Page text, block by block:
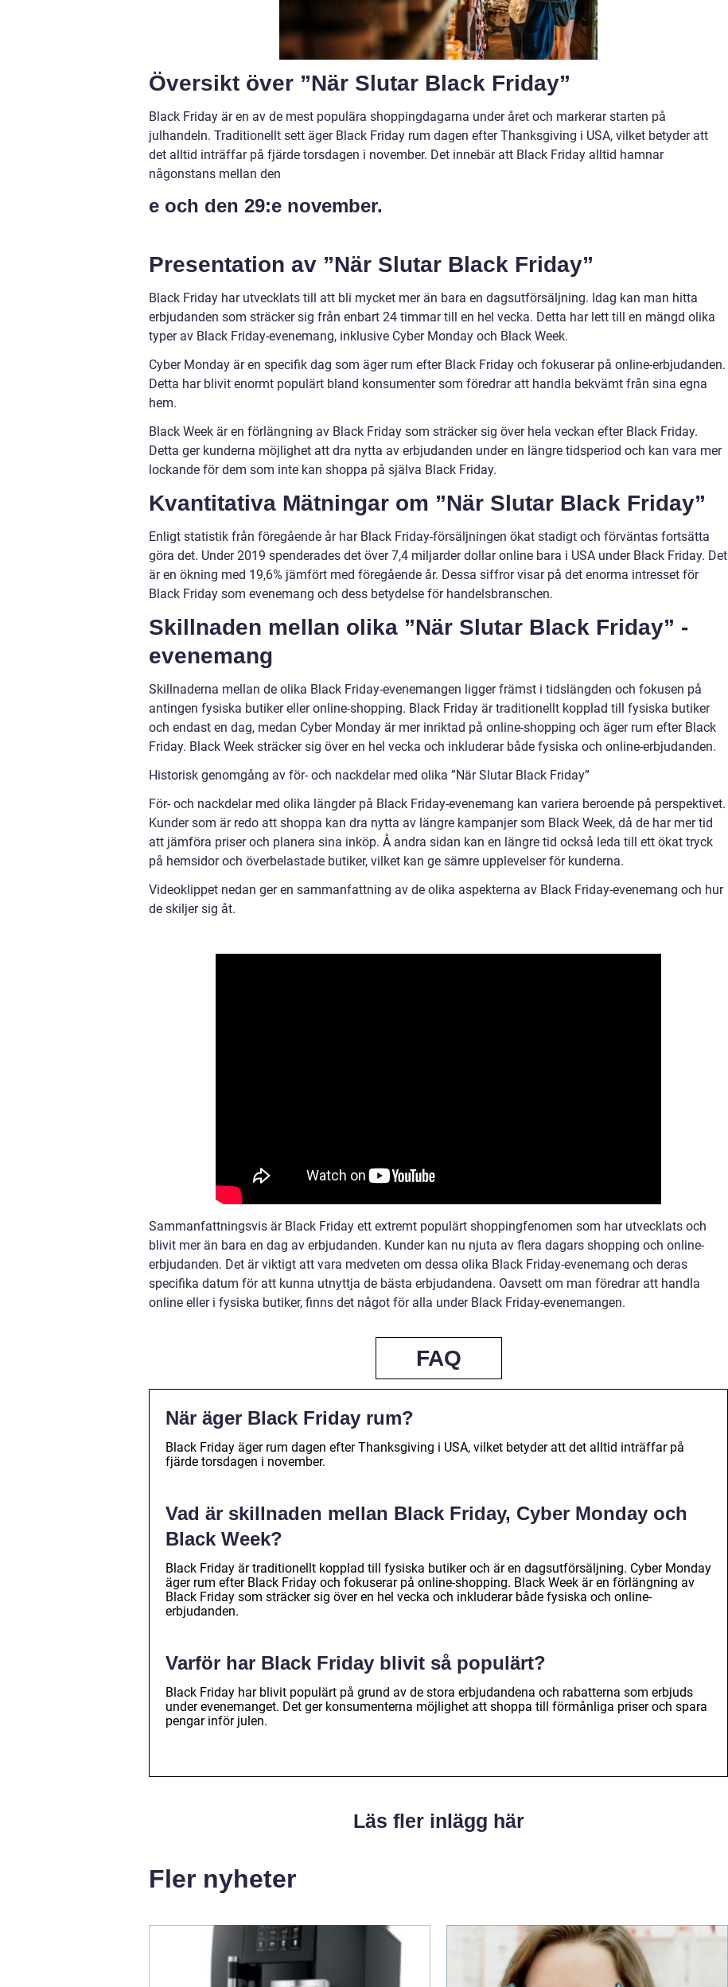
Översikt över ”När Slutar Black Friday”
Black Friday är en av de mest populära shoppingdagarna under året och markerar starten på
julhandeln. Traditionellt sett äger Black Friday rum dagen efter Thanksgiving i USA, vilket betyder att
det alltid inträffar på fjärde torsdagen i november. Det innebär att Black Friday alltid hamnar
någonstans mellan den
e och den 29:e november.
Presentation av ”När Slutar Black Friday”
Black Friday har utvecklats till att bli mycket mer än bara en dagsutförsäljning. Idag kan man hitta
erbjudanden som sträcker sig från enbart 24 timmar till en hel vecka. Detta har lett till en mängd olika
typer av Black Friday-evenemang, inklusive Cyber Monday och Black Week.
Cyber Monday är en specifik dag som äger rum efter Black Friday och fokuserar på online-erbjudanden.
Detta har blivit enormt populärt bland konsumenter som föredrar att handla bekvämt från sina egna
hem.
Black Week är en förlängning av Black Friday som sträcker sig över hela veckan efter Black Friday.
Detta ger kunderna möjlighet att dra nytta av erbjudanden under en längre tidsperiod och kan vara mer
lockande för dem som inte kan shoppa på själva Black Friday.
Kvantitativa Mätningar om ”När Slutar Black Friday”
Enligt statistik från föregående år har Black Friday-försäljningen ökat stadigt och förväntas fortsätta
göra det. Under 2019 spenderades det över 7,4 miljarder dollar online bara i USA under Black Friday. Det
är en ökning med 19,6% jämfört med föregående år. Dessa siffror visar på det enorma intresset för
Black Friday som evenemang och dess betydelse för handelsbranschen.
Skillnaden mellan olika ”När Slutar Black Friday” -
evenemang
Skillnaderna mellan de olika Black Friday-evenemangen ligger främst i tidslängden och fokusen på
antingen fysiska butiker eller online-shopping. Black Friday är traditionellt kopplad till fysiska butiker
och endast en dag, medan Cyber Monday är mer inriktad på online-shopping och äger rum efter Black
Friday. Black Week sträcker sig över en hel vecka och inkluderar både fysiska och online-erbjudanden.
Historisk genomgång av för- och nackdelar med olika ”När Slutar Black Friday”
För- och nackdelar med olika längder på Black Friday-evenemang kan variera beroende på perspektivet.
Kunder som är redo att shoppa kan dra nytta av längre kampanjer som Black Week, då de har mer tid
att jämföra priser och planera sina inköp. Å andra sidan kan en längre tid också leda till ett ökat tryck
på hemsidor och överbelastade butiker, vilket kan ge sämre upplevelser för kunderna.
Videoklippet nedan ger en sammanfattning av de olika aspekterna av Black Friday-evenemang och hur
de skiljer sig åt.
Sammanfattningsvis är Black Friday ett extremt populärt shoppingfenomen som har utvecklats och
blivit mer än bara en dag av erbjudanden. Kunder kan nu njuta av flera dagars shopping och online-
erbjudanden. Det är viktigt att vara medveten om dessa olika Black Friday-evenemang och deras
specifika datum för att kunna utnyttja de bästa erbjudandena. Oavsett om man föredrar att handla
online eller i fysiska butiker, finns det något för alla under Black Friday-evenemangen.
FAQ
När äger Black Friday rum?
Black Friday äger rum dagen efter Thanksgiving i USA, vilket betyder att det alltid inträffar på
fjärde torsdagen i november.
Vad är skillnaden mellan Black Friday, Cyber Monday och
Black Week?
Black Friday är traditionellt kopplad till fysiska butiker och är en dagsutförsäljning. Cyber Monday
äger rum efter Black Friday och fokuserar på online-shopping. Black Week är en förlängning av
Black Friday som sträcker sig över en hel vecka och inkluderar både fysiska och online-
erbjudanden.
Varför har Black Friday blivit så populärt?
Black Friday har blivit populärt på grund av de stora erbjudandena och rabatterna som erbjuds
under evenemanget. Det ger konsumenterna möjlighet att shoppa till förmånliga priser och spara
pengar inför julen.
Läs fler inlägg här
Fler nyheter